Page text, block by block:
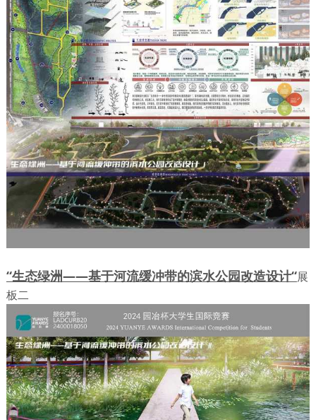
“生态绿洲——基于河流缓冲带的滨水公园改造设计“展
板二